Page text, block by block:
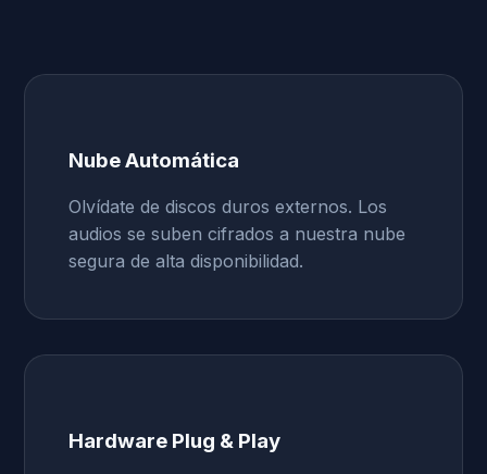
Nube Automática
Olvídate de discos duros externos. Los
audios se suben cifrados a nuestra nube
segura de alta disponibilidad.
Hardware Plug & Play